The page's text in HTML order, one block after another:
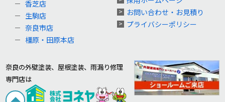
香芝店
生駒店
奈良市店
橿原・田原本店
お問い合わせ・お見積り
プライバシーポリシー
奈良の外壁塗装、屋根塗装、雨漏り修理
専門店は